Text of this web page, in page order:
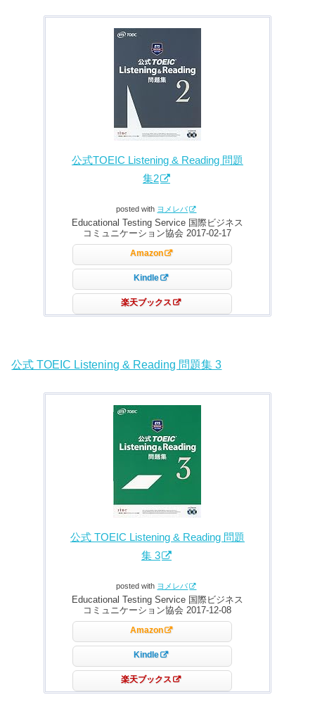
公式TOEIC Listening & Reading 問題
集2
posted with ヨメレバ
Educational Testing Service 国際ビジネス
コミュニケーション協会 2017-02-17
Amazon
Kindle
楽天ブックス
公式 TOEIC Listening & Reading 問題集 3
公式 TOEIC Listening & Reading 問題
集 3
posted with ヨメレバ
Educational Testing Service 国際ビジネス
コミュニケーション協会 2017-12-08
Amazon
Kindle
楽天ブックス